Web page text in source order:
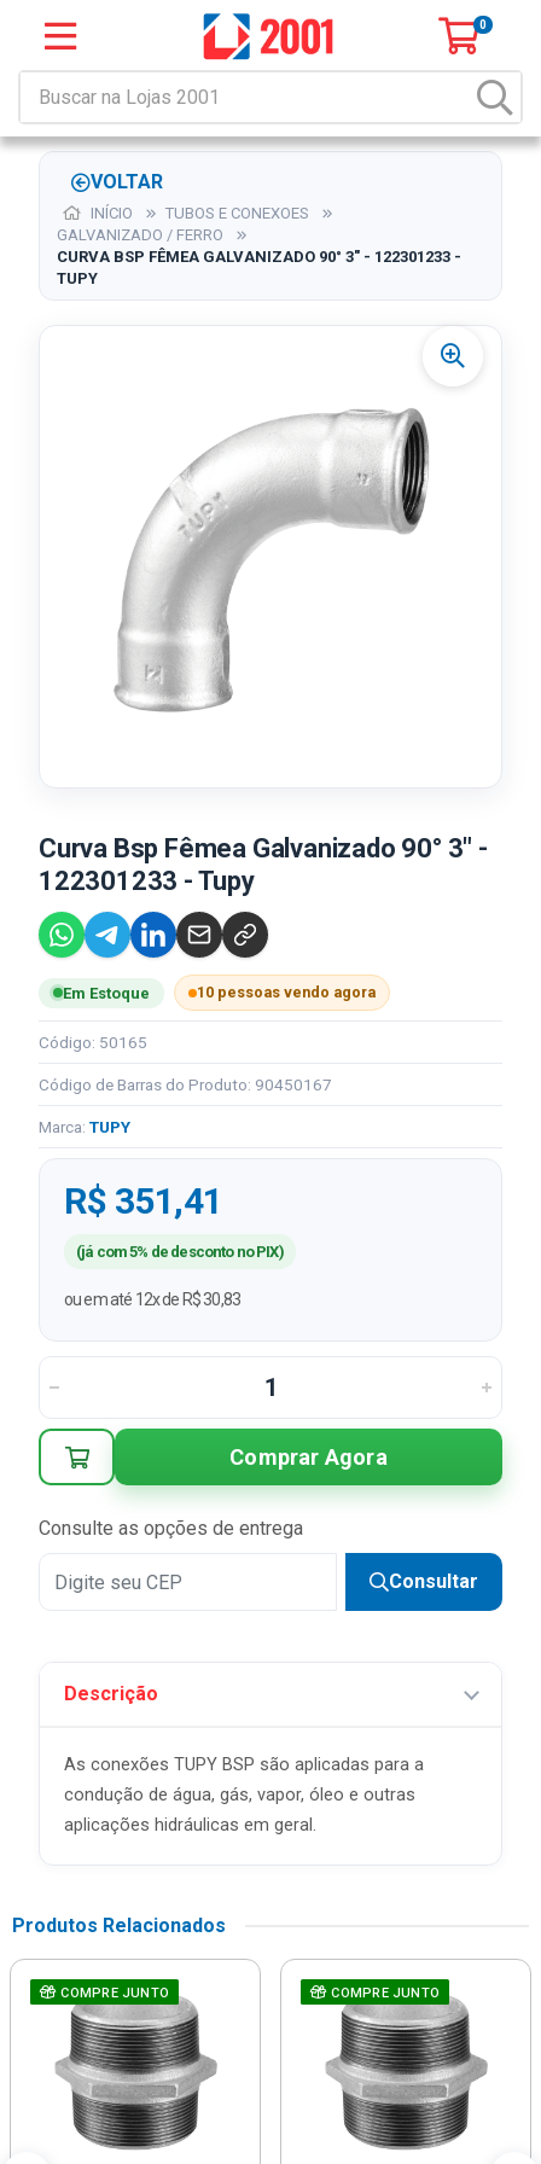
0
VOLTAR
INÍCIO
TUBOS E CONEXOES
GALVANIZADO / FERRO
CURVA BSP FÊMEA GALVANIZADO 90° 3" - 122301233 -
TUPY
Curva Bsp Fêmea Galvanizado 90° 3" -
122301233 - Tupy
Em Estoque 10 pessoas vendo agora
Código: 50165
Código de Barras do Produto: 90450167
Marca: TUPY
R$ 351,41
(já com 5% de desconto no PIX)
ou em até 12x de R$ 30,83
Comprar Agora
Consulte as opções de entrega
Consultar
Descrição
As conexões TUPY BSP são aplicadas para a
condução de água, gás, vapor, óleo e outras
aplicações hidráulicas em geral.
Produtos Relacionados
COMPRE JUNTO COMPRE JUNTO